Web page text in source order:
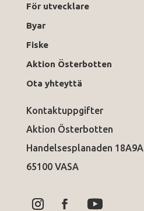
För utvecklare
Byar
Fiske
Aktion Österbotten
Ota yhteyttä
Kontaktuppgifter
Aktion Österbotten
Handelsesplanaden 18A9A
65100 VASA